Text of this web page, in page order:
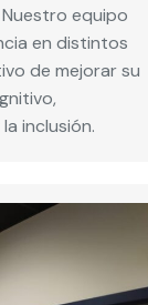
equipo
en distintos
de mejorar su
inclusión.